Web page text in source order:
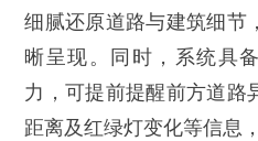
细腻还原道路与建筑细节
晰呈现。同时，系统具
力，可提前提醒前方道路
距离及红绿灯变化等信息